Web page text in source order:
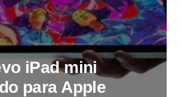
iPad mini
para Apple